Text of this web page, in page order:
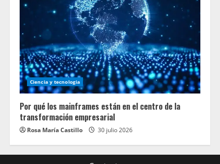
Ciencia y tecnologia
Por qué los mainframes están en el centro de la
transformación empresarial
Rosa María Castillo 30 julio 2026